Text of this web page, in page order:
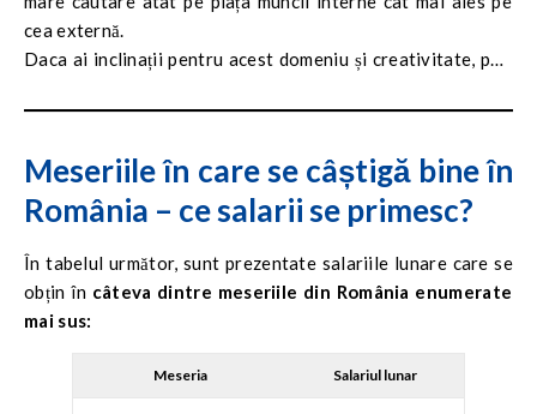
cea externă.
Daca ai inclinații pentru acest domeniu și creativitate, poți
de interfețele site-urilor (partea pe care o vezi cand
HTML, CSS și JavaScript, dar treptat poți avansa învățând și
altele.
Jobul de Back End Developer, presupune ca persoana care
v-a ocupa acest job are o gândire analitică, abilități de
logică și matematică. Activitatea este legată de partea din
spatele site-ului utilizând baze de date și informații de
Meseriile în care se câștigă bine în
România – ce salarii se primesc?
În tabelul următor, sunt prezentate salariile lunare care se
obțin în câteva dintre meseriile din România enumerate
mai sus:
Meseria Salariul lunar